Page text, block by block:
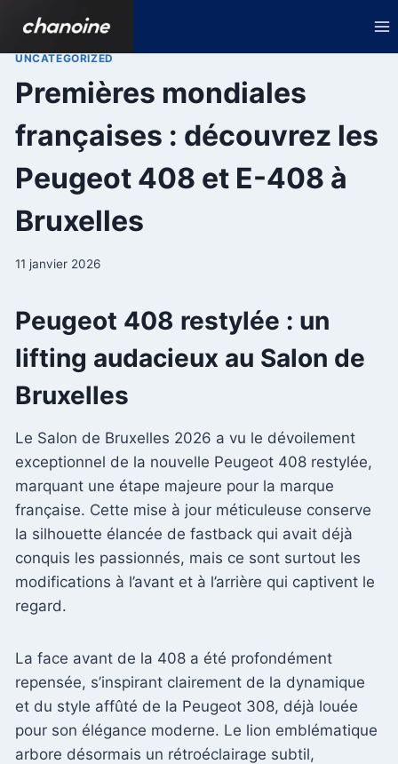
contenu
UNCATEGORIZED
Premières mondiales
françaises : découvrez les
Peugeot 408 et E-408 à
Bruxelles
11 janvier 2026
Peugeot 408 restylée : un
lifting audacieux au Salon de
Bruxelles
Le Salon de Bruxelles 2026 a vu le dévoilement
exceptionnel de la nouvelle Peugeot 408 restylée,
marquant une étape majeure pour la marque
française. Cette mise à jour méticuleuse conserve
la silhouette élancée de fastback qui avait déjà
conquis les passionnés, mais ce sont surtout les
modifications à l’avant et à l’arrière qui captivent le
regard.
La face avant de la 408 a été profondément
repensée, s’inspirant clairement de la dynamique
et du style affûté de la Peugeot 308, déjà louée
pour son élégance moderne. Le lion emblématique
arbore désormais un rétroéclairage subtil,